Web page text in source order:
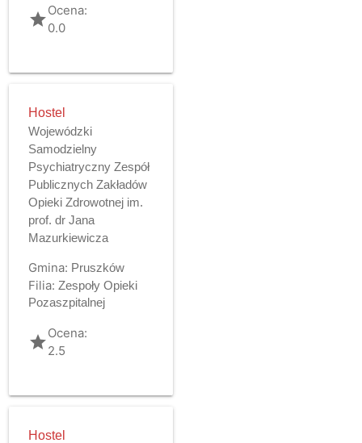
gradeOcena:
0.0
Hostel
Wojewódzki
Samodzielny
Psychiatryczny Zespół
Publicznych Zakładów
Opieki Zdrowotnej im.
prof. dr Jana
Mazurkiewicza
Gmina: Pruszków
Filia: Zespoły Opieki
Pozaszpitalnej
gradeOcena:
2.5
Hostel